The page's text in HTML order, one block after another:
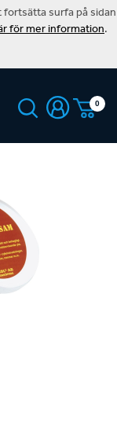
0
fortsätta surfa på sidan
för mer information.